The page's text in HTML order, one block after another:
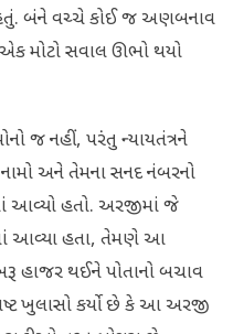
બંને વચ્ચે કોઈ જ અણબનાવ
મોટો સવાલ ઊભો થયો
જ નહીં, પરંતુ ન્યાયતંત્રને
નામો અને તેમના સનદ નંબરનો
આવ્યો હતો. અરજીમાં જે
આવ્યા હતા, તેમણે આ
હાજર થઈને પોતાનો બચાવ
ખુલાસો કર્યો છે કે આ અરજી